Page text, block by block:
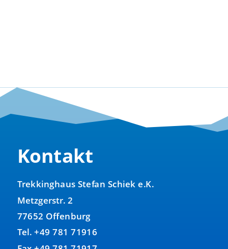
Kontakt
Trekkinghaus Stefan Schiek e.K.
Metzgerstr. 2
77652 Offenburg
Tel. +49 781 71916